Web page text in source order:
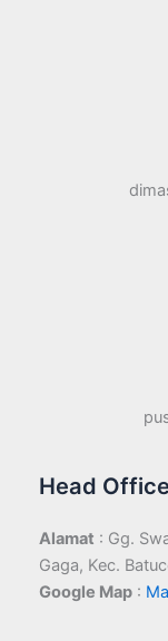
Head Office
Alamat : Gg.
Gaga, Kec.
Google Map :